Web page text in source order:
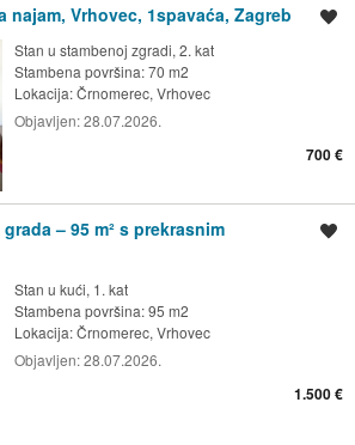
najam, Vrhovec, 1spavaća, Zagreb
Stan u stambenoj zgradi, 2. kat
Stambena površina: 70 m2
Lokacija:Črnomerec, Vrhovec
Objavljen:28.07.2026.
700 €
– 95 m² s prekrasnim
Stan u kući, 1. kat
Stambena površina: 95 m2
Lokacija:Črnomerec, Vrhovec
Objavljen:28.07.2026.
1.500 €